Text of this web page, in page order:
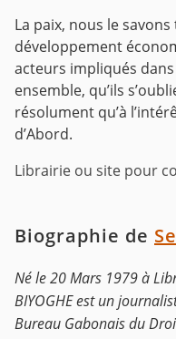
La paix, nous le
développement
acteurs impliqués
ensemble, qu’ils
résolument qu’à
d’Abord.
Librairie ou site pour
Biographie de
Né le 20 Mars 1979 à
BIYOGHE est un
Bureau Gabonais du